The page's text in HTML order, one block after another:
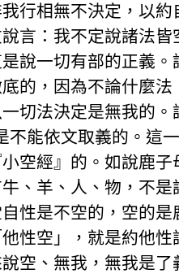
行相無不決定，以約
言：我不定說諸法皆
說一切有部的正義。
的，因為不論什麼法
切法決定是無我的。
不能依文取義的。這
空經』的。如說鹿子
、羊、人、物，不是
性是不空的，空的是
性空」，就是約他性
空、無我，無我是了